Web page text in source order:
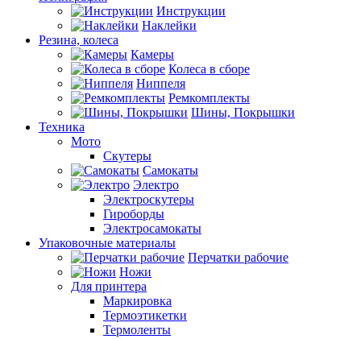
Инструкции
Наклейки
Резина, колеса
Камеры
Колеса в сборе
Ниппеля
Ремкомплекты
Шины, Покрышки
Техника
Мото
Скутеры
Самокаты
Электро
Электроскутеры
Гироборды
Электросамокаты
Упаковочные материалы
Перчатки рабочие
Ножи
Для принтера
Маркировка
Термоэтикетки
Термоленты